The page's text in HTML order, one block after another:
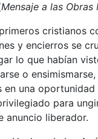
Mensaje a las
cristianos
y encierros se
lo que habían
o
una
para
anuncio liberador.